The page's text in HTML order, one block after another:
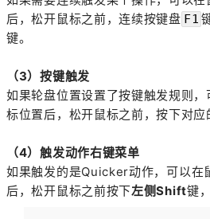
后，松开鼠标之前，连续按键盘 F1
键。
（3）按键触发
如果轮盘位置设置了按键触发规则，
标位置后，松开鼠标之前，按下对应
（4）触发动作右键菜单
如果触发的是Quicker动作，可以在
后，松开鼠标之前按下左侧Shift键